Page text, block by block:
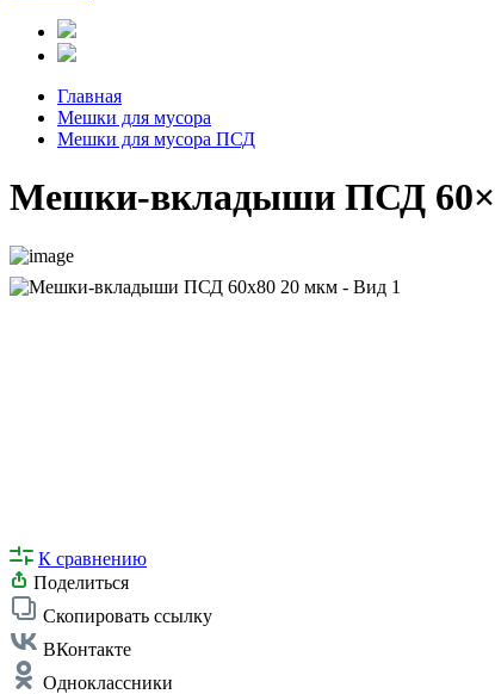
Главная
Мешки для мусора
Мешки для мусора ПСД
Мешки-вкладыши ПСД
К сравнению
Поделиться
Скопировать ссылку
ВКонтакте
Одноклассники